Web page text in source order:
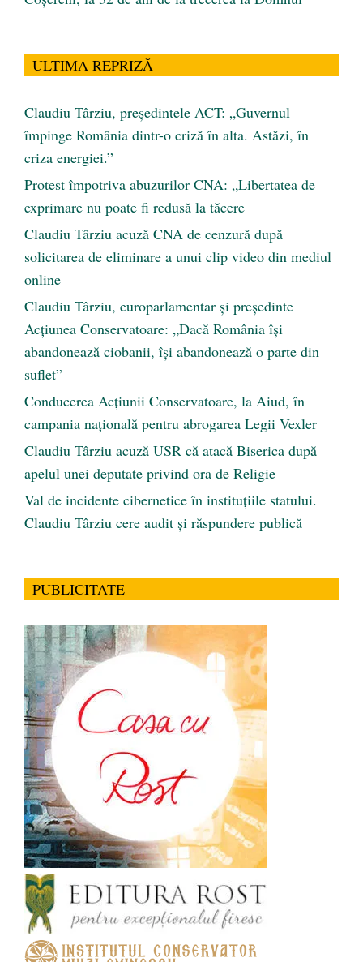
ULTIMA REPRIZĂ
Claudiu Târziu, președintele ACT: „Guvernul
împinge România dintr-o criză în alta. Astăzi, în
criza energiei.”
Protest împotriva abuzurilor CNA: „Libertatea de
exprimare nu poate fi redusă la tăcere
Claudiu Târziu acuză CNA de cenzură după
solicitarea de eliminare a unui clip video din mediul
online
Claudiu Târziu, europarlamentar și președinte
Acțiunea Conservatoare: „Dacă România își
abandonează ciobanii, își abandonează o parte din
suflet”
Conducerea Acțiunii Conservatoare, la Aiud, în
campania națională pentru abrogarea Legii Vexler
Claudiu Târziu acuză USR că atacă Biserica după
apelul unei deputate privind ora de Religie
Val de incidente cibernetice în instituțiile statului.
Claudiu Târziu cere audit și răspundere publică
PUBLICITATE